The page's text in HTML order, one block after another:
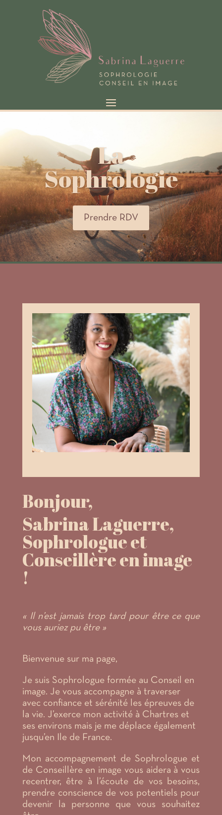
La
Sophrologie
Prendre RDV
Bonjour,
Sabrina Laguerre,
Sophrologue et
Conseillère en image
!
« Il n’est jamais trop tard pour être ce que
vous auriez pu être »
Bienvenue sur ma page,
Je suis Sophrologue formée au Conseil en
image. Je vous accompagne à traverser
avec confiance et sérénité les épreuves de
la vie. J’exerce mon activité à Chartres et
ses environs mais je me déplace également
jusqu’en Ile de France.
Mon accompagnement de Sophrologue et
de Conseillère en image vous aidera à vous
recentrer, être à l’écoute de vos besoins,
prendre conscience de vos potentiels pour
devenir la personne que vous souhaitez